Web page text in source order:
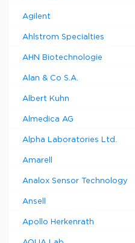
Agilent
Ahlstrom Specialties
AHN Biotechnologie
Alan & Co S.A.
Albert Kuhn
Almedica AG
Alpha Laboratories Ltd.
Amarell
Analox Sensor Technology
Ansell
Apollo Herkenrath